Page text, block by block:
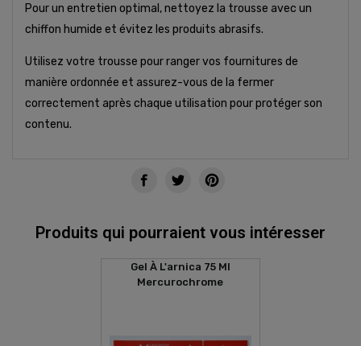
Pour un entretien optimal, nettoyez la trousse avec un
chiffon humide et évitez les produits abrasifs.
Utilisez votre trousse pour ranger vos fournitures de
manière ordonnée et assurez-vous de la fermer
correctement après chaque utilisation pour protéger son
contenu.
Produits qui pourraient vous intéresser
Gel À L'arnica 75 Ml
Mercurochrome